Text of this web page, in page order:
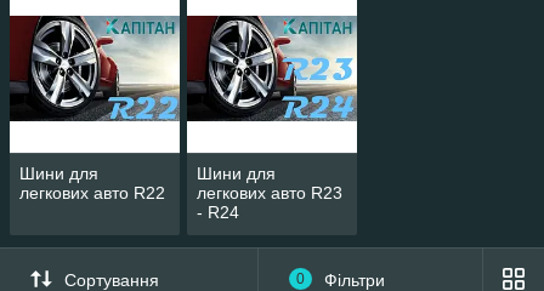
Шини для
легкових авто R22
Шини для
легкових авто R23
- R24
Сортування 0 Фільтри